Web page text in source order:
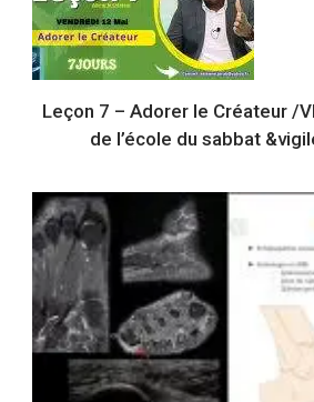
Leçon 7 – Adorer le Créateur /
de l’école du sabbat